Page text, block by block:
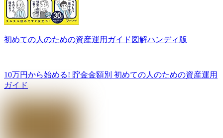
初めての人のための資産運用ガイド図解ハンディ版
10万円から始める! 貯金金額別 初めての人のための資産運用
ガイド